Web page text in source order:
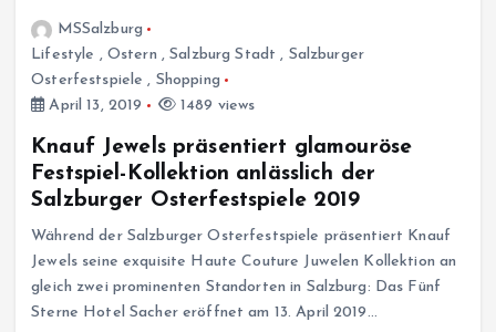
MSSalzburg
Lifestyle , Ostern ,Salzburg Stadt , Salzburger
Osterfestspiele , Shopping
April 13, 2019
1489 views
Knauf Jewels präsentiert glamouröse
Festspiel-Kollektion anlässlich der
Salzburger Osterfestspiele 2019
Während der Salzburger Osterfestspiele präsentiert Knauf
Jewels seine exquisite Haute Couture Juwelen Kollektion an
gleich zwei prominenten Standorten in Salzburg: Das Fünf
Sterne Hotel Sacher eröffnet am 13. April 2019…